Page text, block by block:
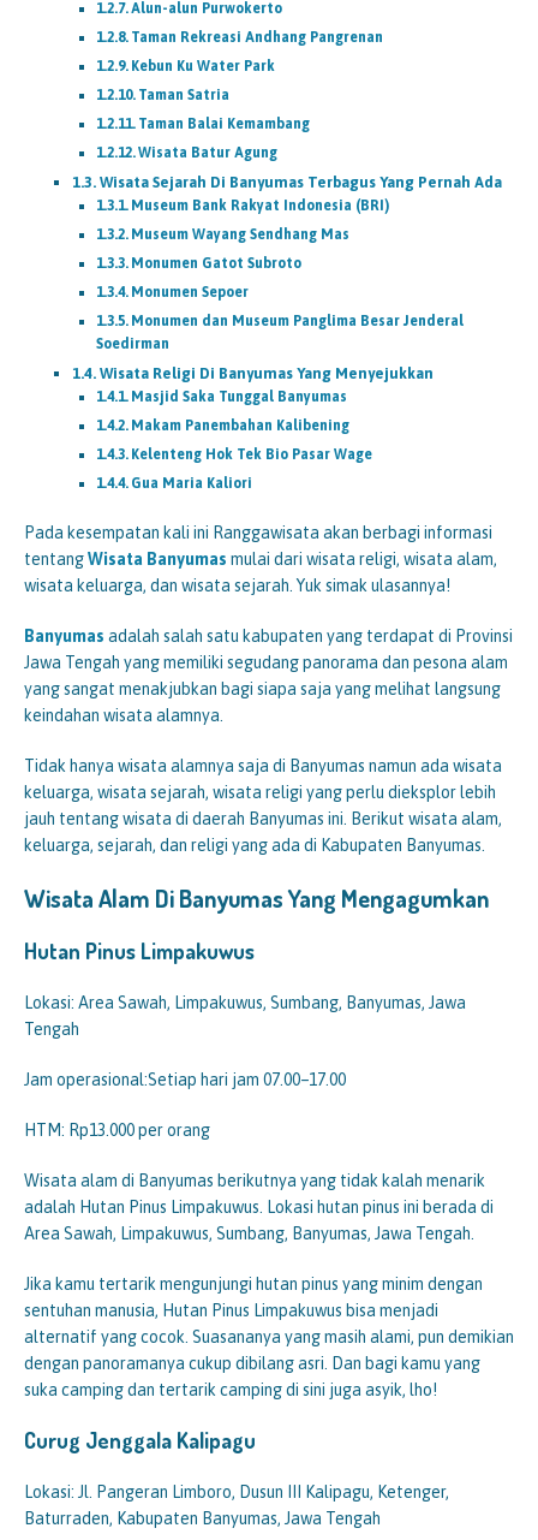
Alun-alun Purwokerto
Taman Rekreasi Andhang Pangrenan
Kebun Ku Water Park
Taman Satria
Taman Balai Kemambang
Wisata Batur Agung
Wisata Sejarah Di Banyumas Terbagus Yang Pernah Ada
Museum Bank Rakyat Indonesia (BRI)
Museum Wayang Sendhang Mas
Monumen Gatot Subroto
Monumen Sepoer
Monumen dan Museum Panglima Besar Jenderal
Soedirman
Wisata Religi Di Banyumas Yang Menyejukkan
Masjid Saka Tunggal Banyumas
Makam Panembahan Kalibening
Kelenteng Hok Tek Bio Pasar Wage
Gua Maria Kaliori
Pada kesempatan kali ini Ranggawisata akan berbagi informasi
tentangWisata Banyumas mulai dari wisata religi, wisata alam,
wisata keluarga, dan wisata sejarah. Yuk simak ulasannya!
Banyumas adalah salah satu kabupaten yang terdapat di Provinsi
Jawa Tengah yang memiliki segudang panorama dan pesona alam
yang sangat menakjubkan bagi siapa saja yang melihat langsung
keindahan wisata alamnya.
Tidak hanya wisata alamnya saja di Banyumas namun ada wisata
keluarga, wisata sejarah, wisata religi yang perlu dieksplor lebih
jauh tentang wisata di daerah Banyumas ini. Berikut wisata alam,
keluarga, sejarah, dan religi yang ada di Kabupaten Banyumas.
Wisata Alam Di Banyumas Yang Mengagumkan
Hutan Pinus Limpakuwus
Lokasi: Area Sawah, Limpakuwus, Sumbang, Banyumas, Jawa
Tengah
Jam operasional:Setiap hari jam 07.00–17.00
HTM: Rp13.000 per orang
Wisata alam di Banyumas berikutnya yang tidak kalah menarik
adalah Hutan Pinus Limpakuwus. Lokasi hutan pinus ini berada di
Area Sawah, Limpakuwus, Sumbang, Banyumas, Jawa Tengah.
Jika kamu tertarik mengunjungi hutan pinus yang minim dengan
sentuhan manusia, Hutan Pinus Limpakuwus bisa menjadi
alternatif yang cocok. Suasananya yang masih alami, pun demikian
dengan panoramanya cukup dibilang asri. Dan bagi kamu yang
suka camping dan tertarik camping di sini juga asyik, lho!
Curug Jenggala Kalipagu
Lokasi: Jl. Pangeran Limboro, Dusun III Kalipagu, Ketenger,
Baturraden, Kabupaten Banyumas, Jawa Tengah